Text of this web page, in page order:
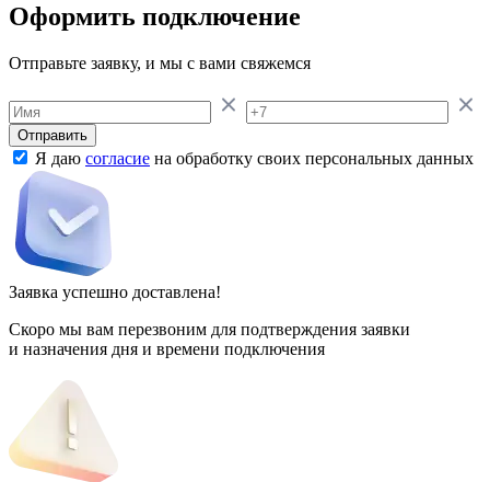
Оформить подключение
Отправьте заявку, и мы с вами свяжемся
Отправить
Я даю согласие на обработку своих персональных данных
Заявка успешно доставлена!
Скоро мы вам перезвоним для подтверждения заявки
и назначения дня и времени подключения